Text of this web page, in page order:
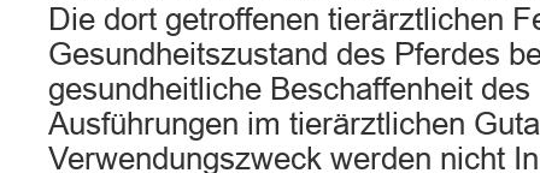
Die dort getroffenen tierärztlichen
Gesundheitszustand des Pferdes
gesundheitliche Beschaffenheit des
Ausführungen im tierärztlichen
Verwendungszweck werden nicht